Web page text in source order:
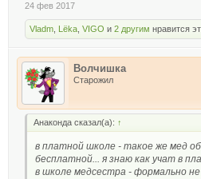
24 фев 2017
Vladm Lёka VIGO и 2 другим нравится
Волчишка
Старожил
Анаконда сказал(а): ↑
в платной школе - такое же мед
бесплатной... я знаю как учат в
в школе медсестра - формально